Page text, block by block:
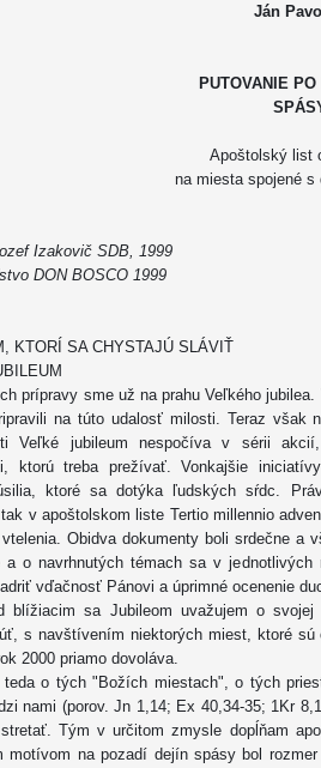
Ján
PUTOVANIE PO
Apoštolský list
na miesta spojené s
Izakovič SDB, 1999
DON BOSCO 1999
KTORÍ SA CHYSTAJÚ SLÁVIŤ
prípravy sme už na prahu Veľkého
na túto udalosť milosti. Teraz však
Veľké jubileum nespočíva v sérii
ktorú treba prežívať. Vonkajšie
ktoré sa dotýka ľudských sŕdc.
v apoštolskom liste Tertio millennio
Obidva dokumenty boli srdečne a
a o navrhnutých témach sa v
vďačnosť Pánovi a úprimné ocenenie
blížiacim sa Jubileom uvažujem o
s navštívením niektorých miest, ktoré
2000 priamo dovoláva.
teda o tých "Božích miestach", o tých
nami (porov. Jn 1,14; Ex 40,34-35; 1Kr
Tým v určitom zmysle dopĺňam
motívom na pozadí dejín spásy bol